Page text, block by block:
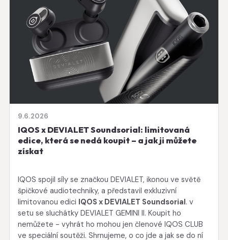
9.6.2026
IQOS x DEVIALET Soundsorial: limitovaná
edice, která se nedá koupit – a jak ji můžete
získat
IQOS spojil síly se značkou DEVIALET, ikonou ve světě
špičkové audiotechniky, a představil exkluzivní
limitovanou edici IQOS x DEVIALET Soundsorial. v
setu se sluchátky DEVIALET GEMINI II. Koupit ho
nemůžete - vyhrát ho mohou jen členové IQOS CLUB
ve speciální soutěži. Shrnujeme, o co jde a jak se do ní